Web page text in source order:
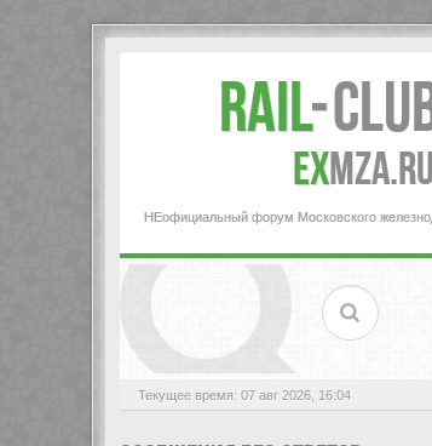
Rail-
exMZA.RU
НЕофициальный форум Московского
Текущее время: 07 авг 2026, 16:04